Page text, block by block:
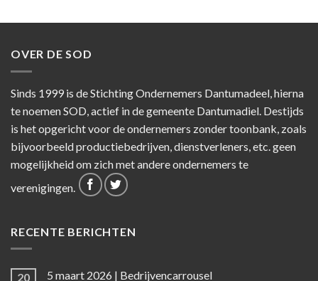
OVER DE SOD
Sinds 1999 is de Stichting Ondernemers Dantumadeel, hierna
te noemen SOD, actief in de gemeente Dantumadiel. Destijds
is het opgericht voor de ondernemers zonder toonbank, zoals
bijvoorbeeld productiebedrijven, dienstverleners, etc. geen
mogelijkheid om zich met andere ondernemers te
verenigingen.
RECENTE BERICHTEN
20 5 maart 2026 | Bedrijvencarrousel